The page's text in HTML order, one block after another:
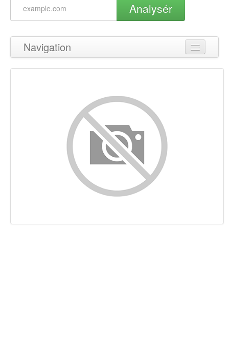
Analysér
Navigation
Tilbage til toppen
Nøgleord
Brugervenlighed
Dokument